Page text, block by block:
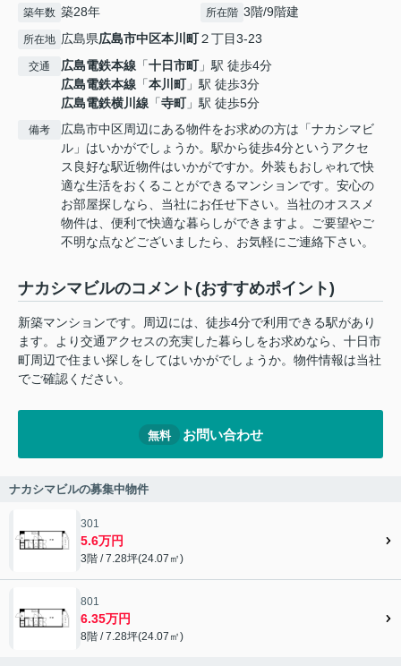
築年数 築28年 所在階 3階/9階建
所在地 広島県広島市中区本川町２丁目3-23
交通 広島電鉄本線 「十日市町」駅 徒歩4分
広島電鉄本線 「本川町」駅 徒歩3分
広島電鉄横川線 「寺町」駅 徒歩5分
備考
広島市中区周辺にある物件をお求めの方は「ナカシマビ
ル」はいかがでしょうか。駅から徒歩4分というアクセ
ス良好な駅近物件はいかがですか。外装もおしゃれで快
適な生活をおくることができるマンションです。安心の
お部屋探しなら、当社にお任せ下さい。当社のオススメ
物件は、便利で快適な暮らしができますよ。ご要望やご
不明な点などございましたら、お気軽にご連絡下さい。
ナカシマビルのコメント(おすすめポイント)
新築マンションです。周辺には、徒歩4分で利用できる駅があり
ます。より交通アクセスの充実した暮らしをお求めなら、十日市
町周辺で住まい探しをしてはいかがでしょうか。物件情報は当社
でご確認ください。
無料 お問い合わせ
ナカシマビルの募集中物件
301
5.6万円
3階 / 7.28坪(24.07㎡)
801
6.35万円
8階 / 7.28坪(24.07㎡)